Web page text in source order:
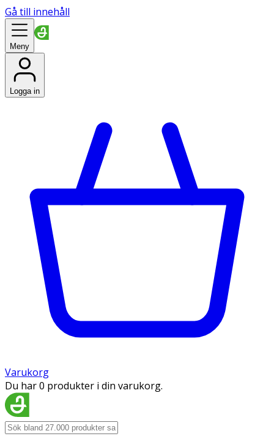
Gå till innehåll
Meny
Logga in
Varukorg
Du har 0 produkter i din varukorg.